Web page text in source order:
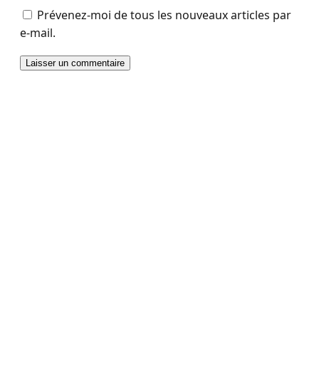
Prévenez-moi de tous les nouveaux articles par
e-mail.